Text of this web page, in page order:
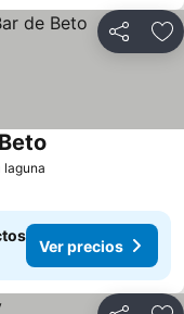
Compartir
laguna
Ver precios